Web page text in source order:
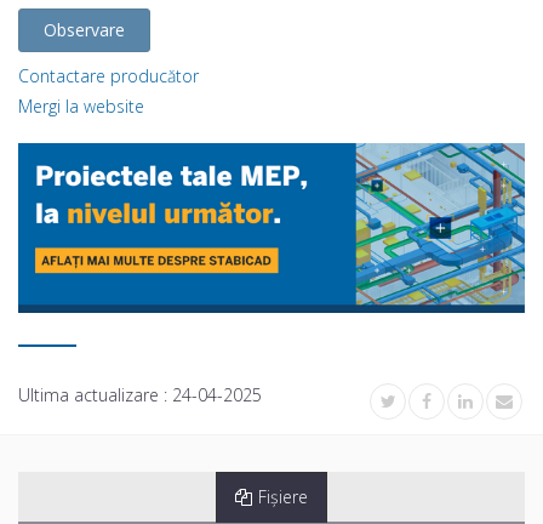
Observare
Contactare producător
Mergi la website
Ultima actualizare : 24-04-2025
Fișiere